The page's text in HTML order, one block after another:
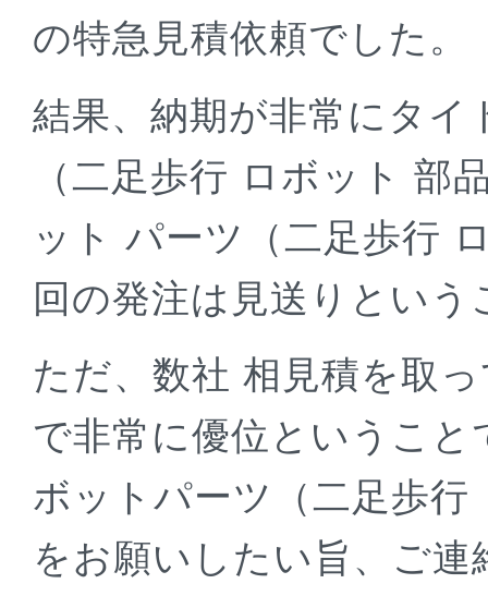
の特急見積依頼でした。
結果、納期が非常にタ
（二足歩行 ロボット 部
ット パーツ（二足歩行
回の発注は見送りとい
ただ、数社 相見積を取
で非常に優位というこ
ボットパーツ（二足歩
をお願いしたい旨、ご